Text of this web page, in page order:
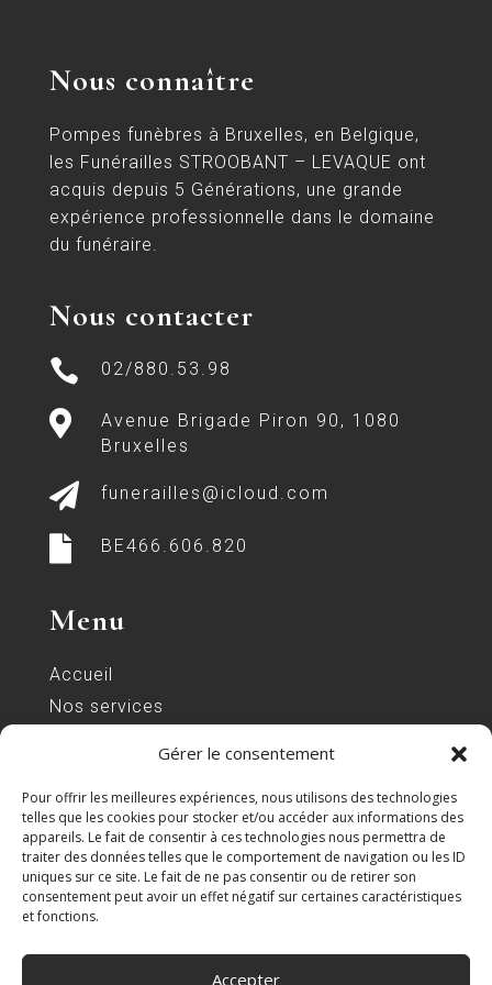
Gérer le consentement
Pour offrir les meilleures expériences, nous utilisons des technologies
telles que les cookies pour stocker et/ou accéder aux informations des
appareils. Le fait de consentir à ces technologies nous permettra de
traiter des données telles que le comportement de navigation ou les ID
uniques sur ce site. Le fait de ne pas consentir ou de retirer son
consentement peut avoir un effet négatif sur certaines caractéristiques
et fonctions.
Accepter
Nous connaître
Pompes funèbres à Bruxelles, en Belgique,
les Funérailles STROOBANT – LEVAQUE ont
acquis depuis 5 Générations, une grande
expérience professionnelle dans le domaine
du funéraire.
Nous contacter
 02/880.53.98

Avenue Brigade Piron 90, 1080
Bruxelles
 funerailles@icloud.com
 BE466.606.820
Menu
Accueil
Nos services
Fleurs-Couronnes
Monuments
Prévoir vos obsèques
Contact